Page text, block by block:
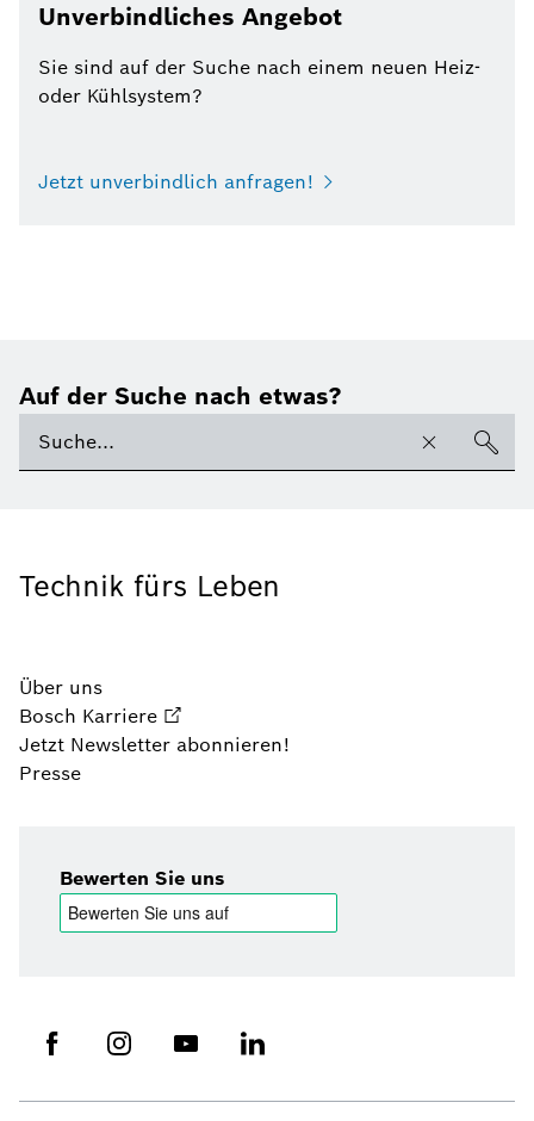
Unverbindliches Angebot
Sie sind auf der Suche nach einem neuen Heiz-
oder Kühlsystem?
Jetzt unverbindlich anfragen!
Auf der Suche nach etwas?
Technik fürs Leben
Über uns
Bosch Karriere
Jetzt Newsletter abonnieren!
Presse
Bewerten Sie uns